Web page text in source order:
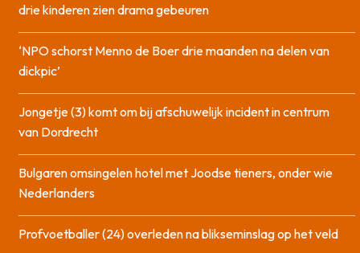
drie kinderen zien drama gebeuren
‘NPO schorst Menno de Boer drie maanden na delen van
dickpic’
Jongetje (3) komt om bij afschuwelijk incident in centrum
van Dordrecht
Bulgaren omsingelen hotel met Joodse tieners, onder wie
Nederlanders
Profvoetballer (24) overleden na blikseminslag op het veld